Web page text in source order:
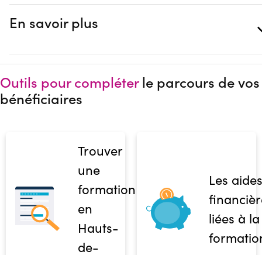
En savoir plus
Outils pour compléterle parcours de vos
bénéficiaires
Trouver
une
formation
en
Hauts-
de-
Les aides
liées à la